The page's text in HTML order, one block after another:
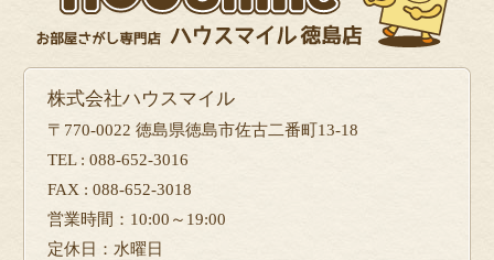
株式会社ハウスマイル
〒770-0022 徳島県徳島市佐古二番町13-18
TEL : 088-652-3016
FAX : 088-652-3018
営業時間：10:00～19:00
定休日：水曜日